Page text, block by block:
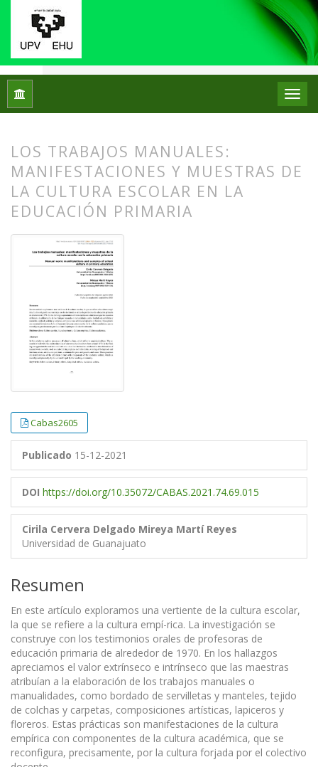
Inicio Núm. 26 (2021): Monográfico IX Jornadas
LOS TRABAJOS MANUALES:
MANIFESTACIONES Y MUESTRAS DE
LA CULTURA ESCOLAR EN LA
EDUCACIÓN PRIMARIA
Cabas2605
Publicado 15-12-2021
DOI https://doi.org/10.35072/CABAS.2021.74.69.015
Cirila Cervera Delgado Mireya Martí Reyes
Universidad de Guanajuato
Resumen
En este artículo exploramos una vertiente de la cultura escolar,
la que se refiere a la cultura empí-rica. La investigación se
construye con los testimonios orales de profesoras de
educación primaria de alrededor de 1970. En los hallazgos
apreciamos el valor extrínseco e intrínseco que las maestras
atribuían a la elaboración de los trabajos manuales o
manualidades, como bordado de servilletas y manteles, tejido
de colchas y carpetas, composiciones artísticas, lapiceros y
floreros. Estas prácticas son manifestaciones de la cultura
empírica con componentes de la cultura académica, que se
reconfigura, precisamente, por la cultura forjada por el colectivo